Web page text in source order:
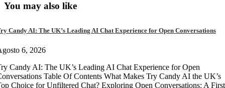
You may also like
Candy AI: The UK’s Leading AI Chat Experience for Open Conversations
6, 2026
Candy AI: The UK’s Leading AI Chat Experience for Open
Table Of Contents What Makes Try Candy AI the UK’s
Choice for Unfiltered Chat? Exploring Open Conversations: A First